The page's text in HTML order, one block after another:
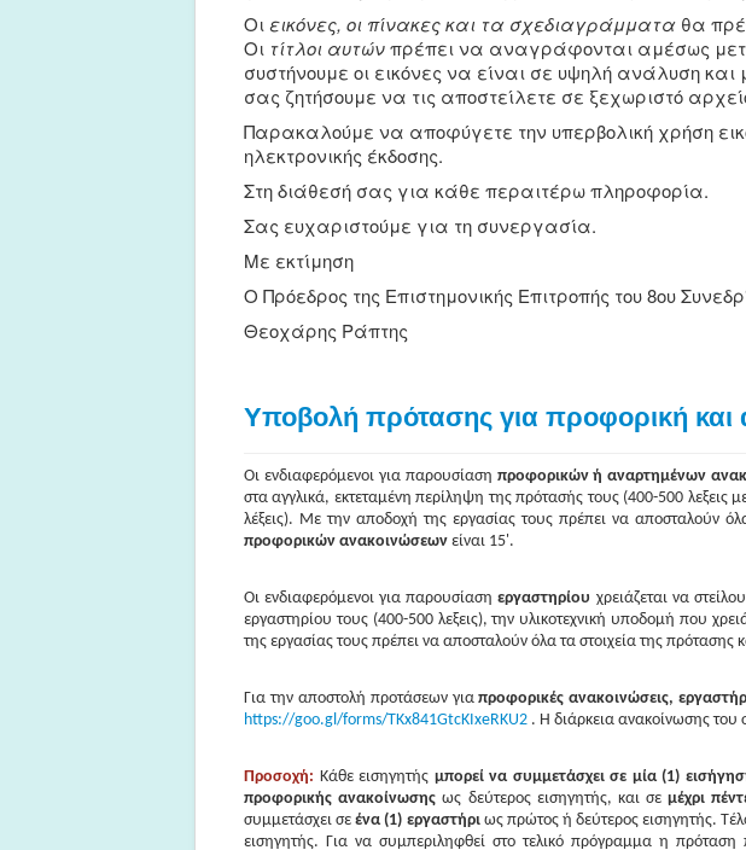
Οι εικόνες, οι πίνακες και τα σχεδιαγράμματα θα
Οι τίτλοι αυτώνπρέπει να αναγράφονται αμέσως
συστήνουμε οι εικόνες να είναι σε υψηλή ανάλυση
σας ζητήσουμε να τις αποστείλετε σε ξεχωριστό
Παρακαλούμε να αποφύγετε την υπερβολική χρήση
ηλεκτρονικής έκδοσης.
Στη διάθεσή σας για κάθε περαιτέρω πληροφορία.
Σας ευχαριστούμε για τη συνεργασία.
Με εκτίμηση
Ο Πρόεδρος της Επιστημονικής Επιτροπής του 8ου
Θεοχάρης Ράπτης
Υποβολή πρότασης για προφορική και
Οι ενδιαφερόμενοι για παρουσίαση προφορικών ή αναρτημένων
στα αγγλικά, εκτεταμένη περίληψη της πρότασής τους (400-500 λεξεις
λέξεις). Με την αποδοχή της εργασίας τους πρέπει να αποσταλούν
προφορικών ανακοινώσεων είναι 15'.
Οι ενδιαφερόμενοι για παρουσίασηεργαστηρίου χρειάζεται να
εργαστηρίου τους (400-500 λεξεις), την υλικοτεχνική υποδομή που
της εργασίας τους πρέπει να αποσταλούν όλα τα στοιχεία της πρότασης
Για την αποστολή προτάσεων γιαπροφορικές ανακοινώσεις,
https://goo.gl/forms/TKx841GtcKIxeRKU2 . Η διάρκεια ανακοίνωσης του
Προσοχή: Κάθε εισηγητής μπορεί να συμμετάσχει σε μία (1)
προφορικής ανακοίνωσηςως δεύτερος εισηγητής, και σεμέχρι
συμμετάσχει σεένα (1) εργαστήριως πρώτος ή δεύτερος εισηγητής.
εισηγητής. Για να συμπεριληφθεί στο τελικό πρόγραμμα η πρόταση